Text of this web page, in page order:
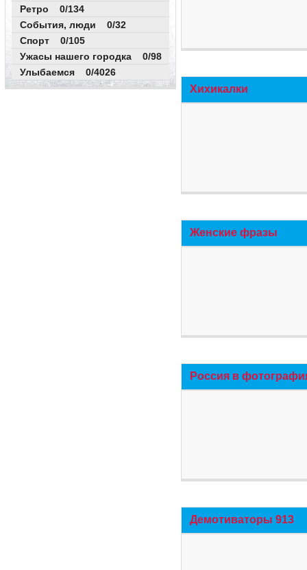
Ретро 0/134
События, люди 0/32
Спорт 0/105
Ужасы нашего городка 0/98
Улыбаемся 0/4026
Хихикалки
Женские фразы
Россия в
Демотиваторы 913